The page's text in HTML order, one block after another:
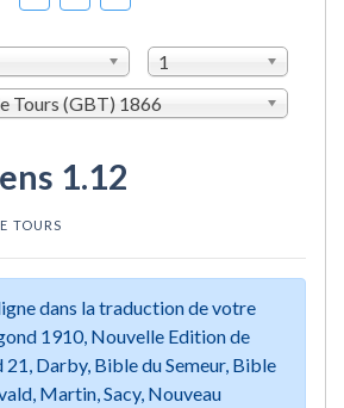
1
Tours (GBT) 1866
1.12
TOURS
dans la traduction de votre
1910, Nouvelle Edition de
21, Darby, Bible du Semeur, Bible
Martin, Sacy, Nouveau